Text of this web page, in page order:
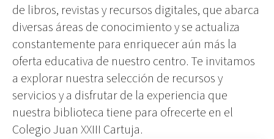
de libros, revistas y recursos digitales, que abarca
diversas áreas de conocimiento y se actualiza
constantemente para enriquecer aún más la
oferta educativa de nuestro centro. Te invitamos
a explorar nuestra selección de recursos y
servicios y a disfrutar de la experiencia que
nuestra biblioteca tiene para ofrecerte en el
Colegio Juan XXIII Cartuja.